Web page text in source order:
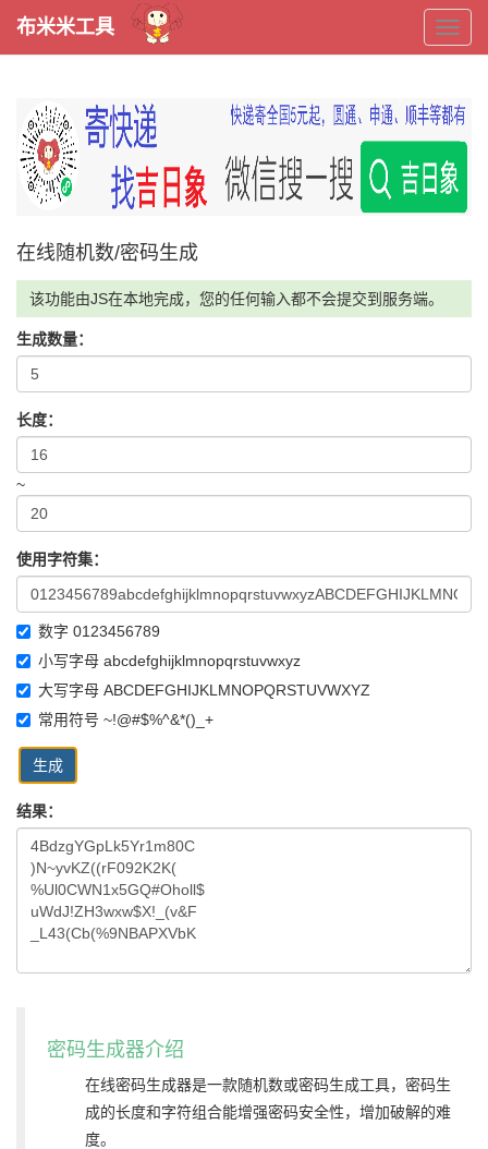
布
米
工
布米米工具
在线随机数/密码生成
该功能由JS在本地完成，您的任何输入都不会提交到服务端。
生成数量：
长度：
~
使用字符集：
数字 0123456789
小写字母 abcdefghijklmnopqrstuvwxyz
大写字母 ABCDEFGHIJKLMNOPQRSTUVWXYZ
常用符号 ~!@#$%^&*()_+
生成
结果：
密码生成器介绍
在线密码生成器是一款随机数或密码生成工具，密码生
成的长度和字符组合能增强密码安全性，增加破解的难
度。